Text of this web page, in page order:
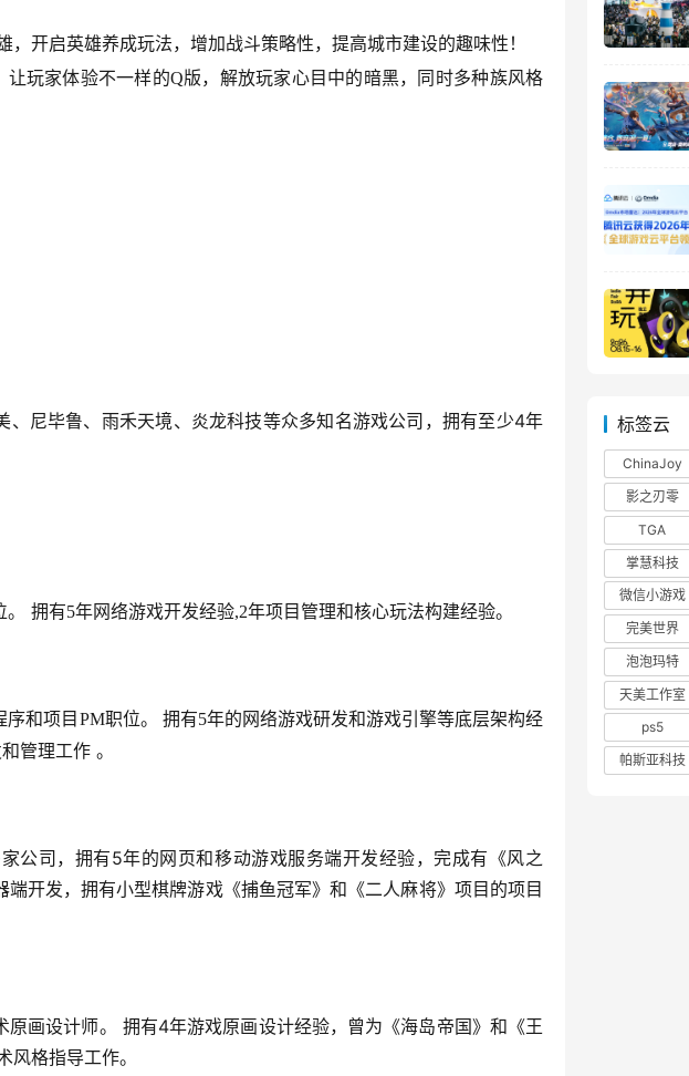
开启英雄养成玩法，增加战斗策略性，提高城市建设的趣味性！
让玩家体验不一样的Q版，解放玩家心目中的暗黑，同时多种族风格
尼毕鲁、雨禾天境、炎龙科技等众多知名游戏公司，拥有至少4年
拥有5年网络游戏开发经验,2年项目管理和核心玩法构建经验。
序和项目 PM职位。 拥有5年的网络游戏研发和游戏引擎等底层架构经
管理工作 。
公司，拥有5年的网页和移动游戏服务端开发经验，完成有《风之
开发，拥有小型棋牌游戏《捕鱼冠军》和《二人麻将》项目的项目
画设计师。 拥有4年游戏原画设计经验，曾为《海岛帝国》和《王
格指导工作。
标签云
ChinaJoy
影之刃零
TGA
掌慧科技
微信小游戏
完美世界
泡泡玛特
天美工作室
ps5
帕斯亚科技